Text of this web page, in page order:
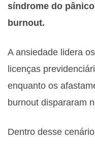
síndrome do
burnout.
A ansiedade lidera
licenças
enquanto os
burnout dispararam
Dentro desse